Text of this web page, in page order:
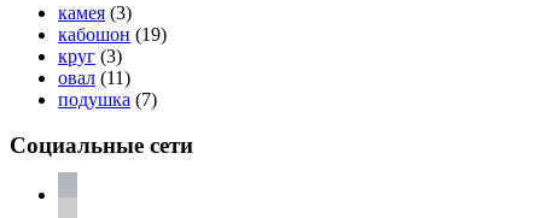
камея (3)
кабошон (19)
круг (3)
овал (11)
подушка (7)
Социальные сети